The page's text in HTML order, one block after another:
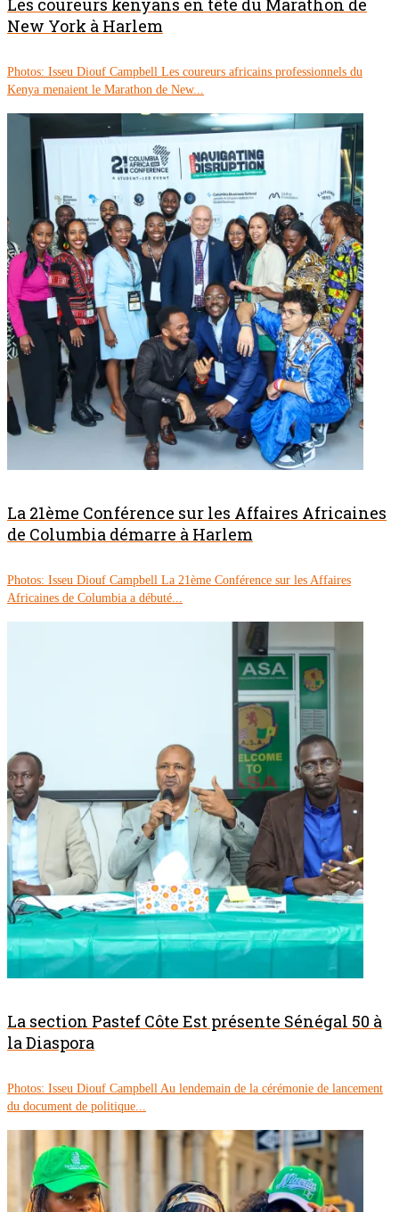
New York à Harlem
Photos: Isseu Diouf Campbell Les coureurs africains professionnels du
Kenya menaient le Marathon de New...
La 21ème Conférence sur les Affaires Africaines
de Columbia démarre à Harlem
Photos: Isseu Diouf Campbell La 21ème Conférence sur les Affaires
Africaines de Columbia a débuté...
La section Pastef Côte Est présente Sénégal 50 à
la Diaspora
Photos: Isseu Diouf Campbell Au lendemain de la cérémonie de lancement
du document de politique...